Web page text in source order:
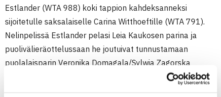
Estlander (WTA 988) koki tappion kahdeksanneksi
sijoitetulle saksalaiselle Carina Witthoeftille (WTA 791).
Nelinpelissä Estlander pelasi Leia Kaukosen parina ja
puolivälieräottelussaan he joutuivat tunnustamaan
puolalaisparin Veronika Domagala/Sylwia Zagorska